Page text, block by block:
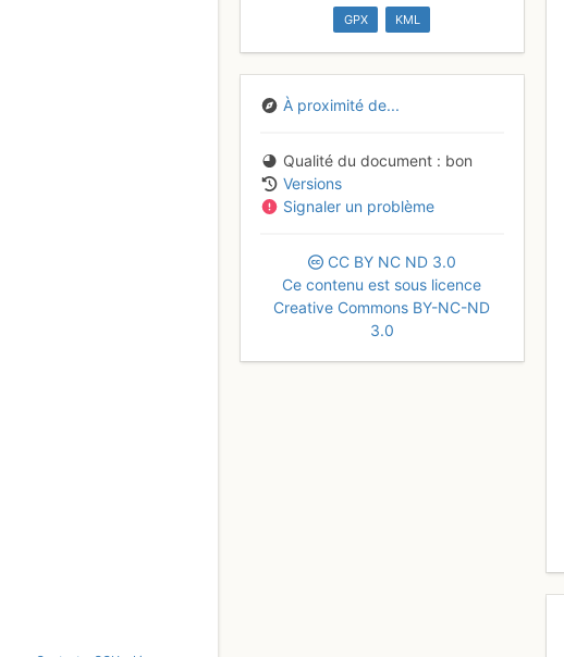
GPX KML
À proximité de...
Qualité du document
bon
Versions
Signaler un problème
CC BY NC ND 3.0
Ce contenu est sous licence
Creative Commons BY-NC-ND
3.0